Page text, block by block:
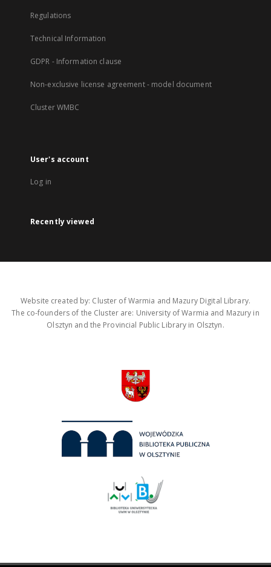
Regulations
Technical Information
GDPR - Information clause
Non-exclusive license agreement - model document
Cluster WMBC
User's account
Log in
Recently viewed
Website created by: Cluster of Warmia and Mazury Digital Library.
The co-founders of the Cluster are: University of Warmia and Mazury in
Olsztyn and the Provincial Public Library in Olsztyn.